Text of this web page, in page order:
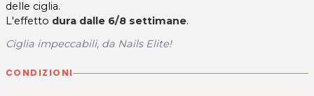
delle ciglia.
L'effetto dura dalle 6/8 settimane.
Ciglia impeccabili, da Nails Elite!
CONDIZIONI